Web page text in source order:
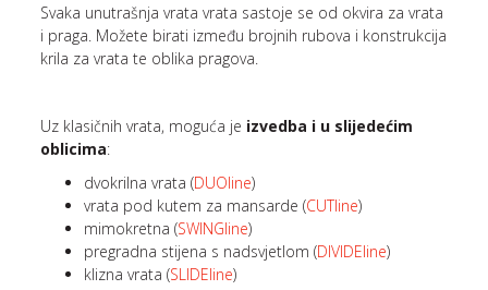
Svaka unutrašnja vrata vrata sastoje se od okvira za vrata
i praga. Možete birati između brojnih rubova i konstrukcija
krila za vrata te oblika pragova.
Uz klasičnih vrata, moguća je izvedba i u slijedećim
oblicima:
dvokrilna vrata (DUOline)
vrata pod kutem za mansarde (CUTline)
mimokretna (SWINGline)
pregradna stijena s nadsvjetlom (DIVIDEline)
klizna vrata (SLIDEline)